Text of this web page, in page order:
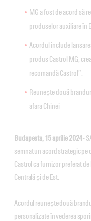
MG a fost de acord să
produselor auxiliare în
Acordul include
produs Castrol MG,
recomandă Castrol”.
Reunește două
afara Chinei
Budapesta, 15 aprilie 2024-
semnat un acord strategic pe
Castrol ca furnizor preferat
Centrală și de Est.
Acordul reunește două
personalizate în vederea